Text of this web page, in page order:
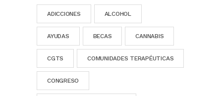
ADICCIONES ALCOHOL
AYUDAS BECAS CANNABIS
CGTS COMUNIDADES TERAPÉUTICAS
CONGRESO